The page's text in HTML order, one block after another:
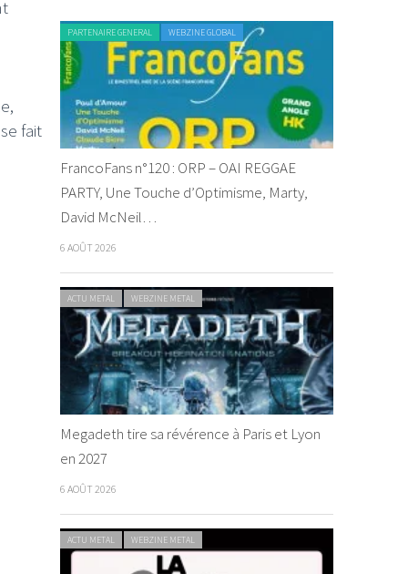
fait
PARTENAIRE GENERAL WEBZINE GLOBAL
FrancoFans n°120 : ORP – OAI REGGAE
PARTY, Une Touche d’Optimisme, Marty,
David McNeil…
6 AOÛT 2026
ACTU METAL WEBZINE METAL
Megadeth tire sa révérence à Paris et Lyon
en 2027
6 AOÛT 2026
ACTU METAL WEBZINE METAL